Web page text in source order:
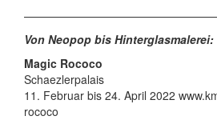
Von Neopop bis
Magic Rococo
Schaezlerpalais
11. Februar bis 24. April 2022
rococo